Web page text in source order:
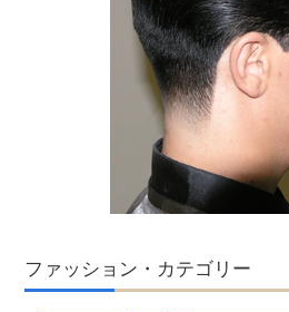
ファッション・カテゴリー